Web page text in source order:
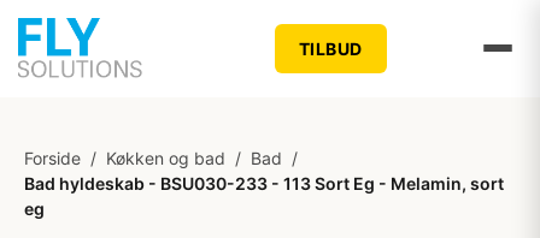
TILBUD
Forside / Køkken og bad / Bad /
Bad hyldeskab - BSU030-233 - 113 Sort Eg - Melamin, sort
eg